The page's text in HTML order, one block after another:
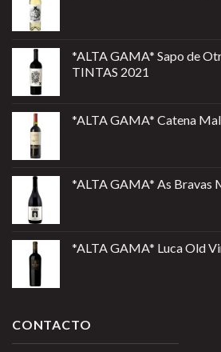
*ALTA GAMA* Sapo de
TINTAS 2021
*ALTA GAMA* Catena
*ALTA GAMA* As Bravas
*ALTA GAMA* Luca Old
CONTACTO